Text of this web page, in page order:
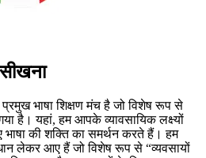
भाषा शिक्षण मंच है जो विशेष रूप से
है। यहां, हम आपके व्यावसायिक लक्ष्यों
की शक्ति का समर्थन करते हैं। हम
लेकर आए हैं जो विशेष रूप से “व्यवसायों